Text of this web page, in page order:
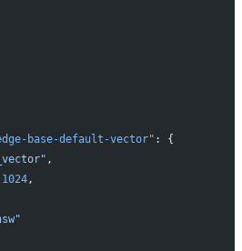
base-default-vector"
: {
,
1024,